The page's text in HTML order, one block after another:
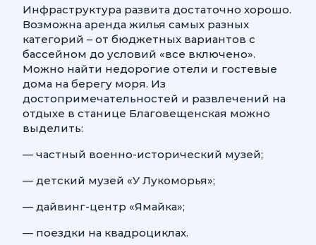
Инфраструктура развита достаточно хорошо.
Возможна аренда жилья самых разных
категорий – от бюджетных вариантов с
бассейном до условий «все включено».
Можно найти недорогие отели и гостевые
дома на берегу моря. Из
достопримечательностей и развлечений на
отдыхе в станице Благовещенская можно
выделить:
— частный военно-исторический музей;
— детский музей «У Лукоморья»;
— дайвинг-центр «Ямайка»;
— поездки на квадроциклах.